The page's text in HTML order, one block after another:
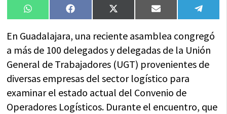
Compartir
en
WhatsAppCompartir
en
FacebookCompartir
en
X
(Twitter)
Compartir
en
Email
en
En Guadalajara, una reciente asamblea congregó
a más de 100 delegados y delegadas de la Unión
General de Trabajadores (UGT) provenientes de
diversas empresas del sector logístico para
examinar el estado actual del Convenio de
Operadores Logísticos. Durante el encuentro, que